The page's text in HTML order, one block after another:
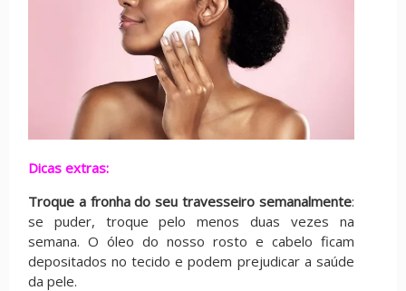
Dicas extras:
Troque a fronha do seu travesseiro semanalmente:
se puder, troque pelo menos duas vezes na
semana. O óleo do nosso rosto e cabelo ficam
depositados no tecido e podem prejudicar a saúde
da pele.